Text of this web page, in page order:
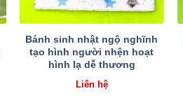
Bánh sinh nhật ngộ nghĩnh
tạo hình người nhện hoạt
hình lạ dễ thương
Liên hệ